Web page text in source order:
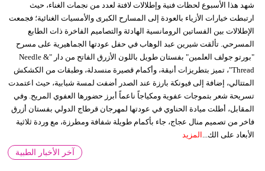
شهد هذا الأسبوع لحظات فنية وإطلالات لافتة لعدد من نجمات الغناء، حيث
ارتبطت خيارات الأزياء بالعودة إلى المسارح الكبرى والأمسيات الغنائية؛ فجمعت
الإطلالات بين الفساتين الرومانسية الهادئة والتصاميم الفاخرة ذات الطابع
المسرحي. تألقت شيرين عبد الوهاب في حفل عودتها الجماهيرية على مسرح
"بورتو جولف العلمين" بفستان طويل باللون الأزرق الفاتح من دار "Needle &
Thread"، تميز بتطريزات أنيقة، وأكمام قصيرة منسدلة، وطبقات من الكشكش
المتتالي، إضافة إلى فيونكة بارزة عند الصدر أضفت لمسة شبابية، حيث اعتمدت
تسريحة شعر بتموجات عفوية ومكياجاً ناعماً أبرز حضورها العفوي المريح. وفي
المقابل، أطلت ميادة الحناوي في عودتها لمهرجان قرطاج الدولي بفستان أزرق
فاخر من تصميم منال عجاج، جاء بأكمام طويلة شفافة ومطرزة، مع وردة ثلاثية
الأبعاد على الك... المزيد
آخر الأخبار الطبية